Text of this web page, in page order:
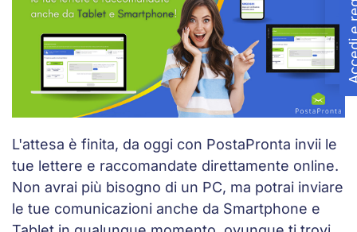
L'attesa è finita, da oggi con PostaPronta invii le
tue lettere e raccomandate direttamente online.
Non avrai più bisogno di un PC, ma potrai inviare
le tue comunicazioni anche da Smartphone e